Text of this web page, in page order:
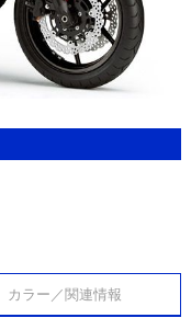
カラー／関連情報